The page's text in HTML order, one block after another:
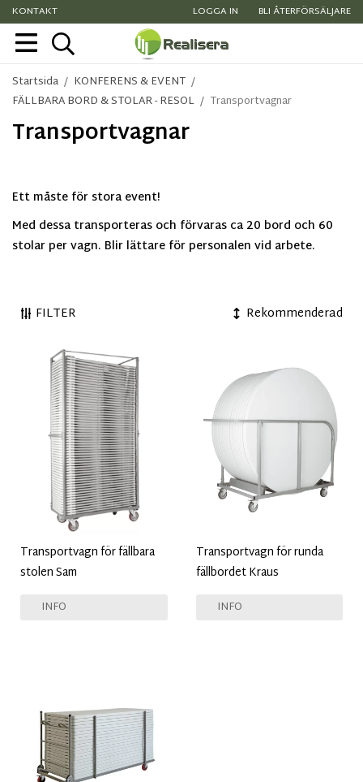
KONTAKT LOGGA IN BLI ÅTERFÖRSÄLJARE
Startsida / KONFERENS & EVENT /
FÄLLBARA BORD & STOLAR - RESOL / Transportvagnar
Transportvagnar
Ett måste för stora event!
Med dessa transporteras och förvaras ca 20 bord och 60
stolar per vagn. Blir lättare för personalen vid arbete.
FILTER Rekommenderad
Transportvagn för fällbara
stolen Sam
INFO
Transportvagn för runda
fällbordet Kraus
INFO